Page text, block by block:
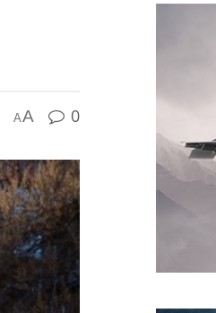
AA 0